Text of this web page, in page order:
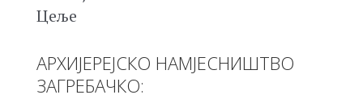
Цеље
АРХИЈЕРЕЈСКО НАМЈЕСНИШТВО
ЗАГРЕБАЧКО: